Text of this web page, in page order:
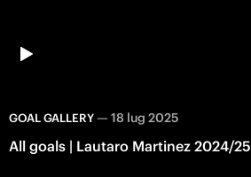
GOAL GALLERY— 18 lug 2025
All goals | Lautaro Martinez 2024/25